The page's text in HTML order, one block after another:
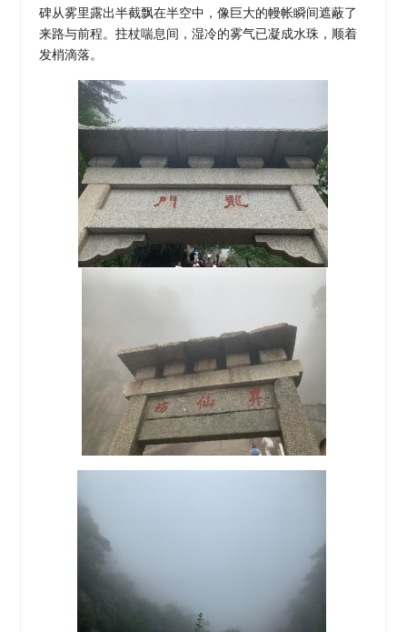
碑从雾里露出半截飘在半空中，像巨大的幔帐瞬间遮蔽了
来路与前程。拄杖喘息间，湿冷的雾气已凝成水珠，顺着
发梢滴落。